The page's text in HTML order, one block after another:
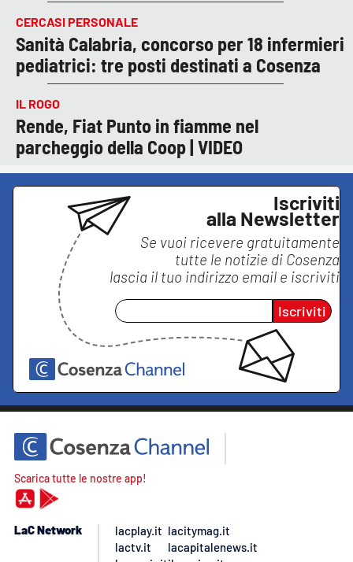
CERCASI PERSONALE
Sanità Calabria, concorso per 18 infermieri
pediatrici: tre posti destinati a Cosenza
IL ROGO
Rende, Fiat Punto in fiamme nel
parcheggio della Coop | VIDEO
Iscriviti
alla Newsletter
Se vuoi ricevere gratuitamente
tutte le notizie di Cosenza
lascia il tuo indirizzo email e iscriviti
Iscriviti
Scarica tutte le nostre app!
LaC Network
lacplay.it
lactv.it
lacitymag.it
lacapitalenews.it